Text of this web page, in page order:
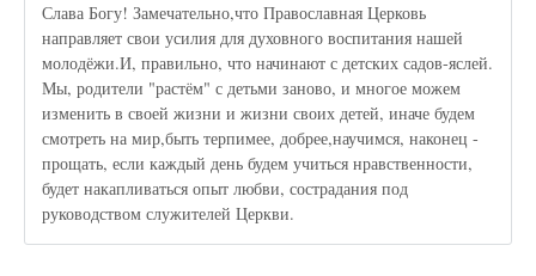
Слава Богу! Замечательно,что Православная Церковь
направляет свои усилия для духовного воспитания нашей
молодёжи.И, правильно, что начинают с детских садов-яслей.
Мы, родители "растём" с детьми заново, и многое можем
изменить в своей жизни и жизни своих детей, иначе будем
смотреть на мир,быть терпимее, добрее,научимся, наконец -
прощать, если каждый день будем учиться нравственности,
будет накапливаться опыт любви, сострадания под
руководством служителей Церкви.